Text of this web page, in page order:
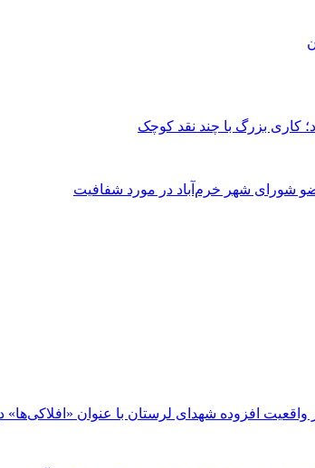
شورای شهر خرم‌آباد در مورد شفافیت
واقعیت افزوده شهدای لرستان با عنوان